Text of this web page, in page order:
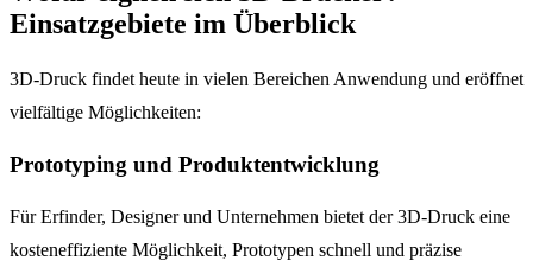
Einsatzgebiete im Überblick
3D-Druck findet heute in vielen Bereichen Anwendung und eröffnet
vielfältige Möglichkeiten:
Prototyping und Produktentwicklung
Für Erfinder, Designer und Unternehmen bietet der 3D-Druck eine
kosteneffiziente Möglichkeit, Prototypen schnell und präzise